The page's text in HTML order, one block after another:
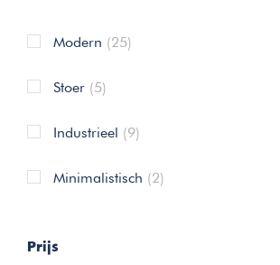
Modern (25)
Stoer (5)
Industrieel (9)
Minimalistisch (2)
Prijs